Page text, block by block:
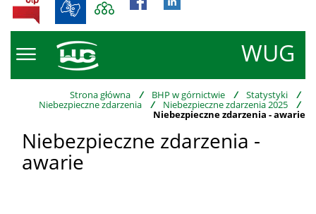
WUG
BIP
Strona główna / BHP w górnictwie / Statystyki /
Niebezpieczne zdarzenia / Niebezpieczne zdarzenia 2025 /
Niebezpieczne zdarzenia - awarie
Niebezpieczne zdarzenia -
awarie